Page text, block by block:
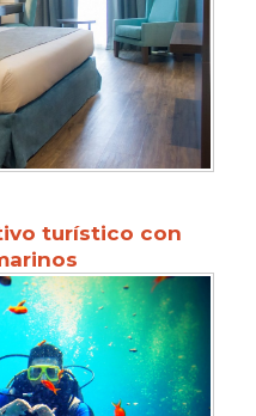
turístico con